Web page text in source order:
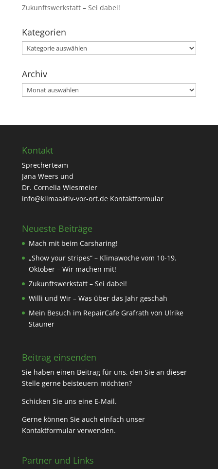
Zukunftswerkstatt – Sei dabei!
Kategorien
Kategorien
Archiv
Archiv
Kontakt
Sprecherteam
Jana Weers und
Dr. Cornelia Wiesmeier
info@klimaaktiv-vor-ort.de Kontaktformular
Neueste Beiträge
Mach mit beim Carsharing!
„Show your stripes“ – Klimawoche vom 10-19.
Oktober – Wir machen mit!
Zukunftswerkstatt – Sei dabei!
Willi und Wir – Was über das Jahr geschah
Mein Besuch im RepairCafe Grafrath von Ulrike
Stauner
Beitrag einsenden
Sie haben einen Beitrag für uns, den Sie an dieser
Stelle gerne beisteuern möchten?
Schicken Sie uns eine E-Mail.
Gerne können Sie auch einfach unser
Kontaktformularverwenden.
Partner und Links